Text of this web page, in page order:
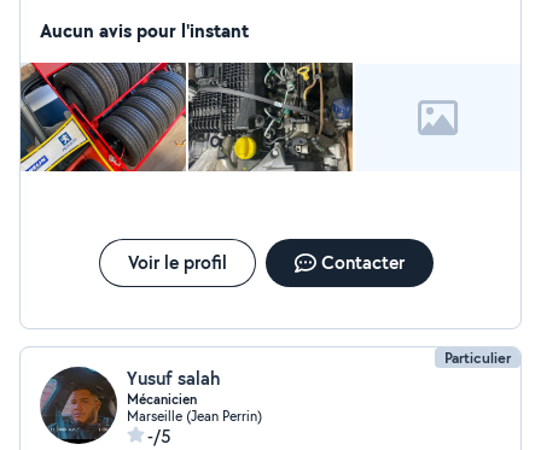
Pneus neufs et occasion Réparation boîte automatique
garage Diagnostic à partir de 50 Déplacement et devis
gratuit Cordialement
Aucun avis pour l'instant
Voir le profil Contacter
Particulier
Yusuf salah
Mécanicien
Marseille (Jean Perrin)
-/5